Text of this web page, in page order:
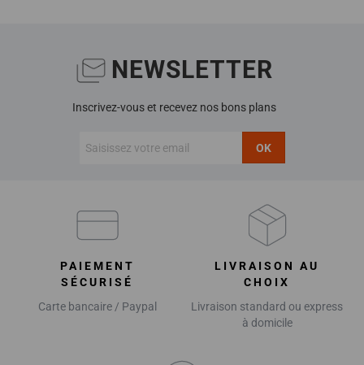
NEWSLETTER
Inscrivez-vous et recevez nos bons plans
OK
PAIEMENT
SÉCURISÉ
Carte bancaire / Paypal
LIVRAISON AU
CHOIX
Livraison standard ou express
à domicile